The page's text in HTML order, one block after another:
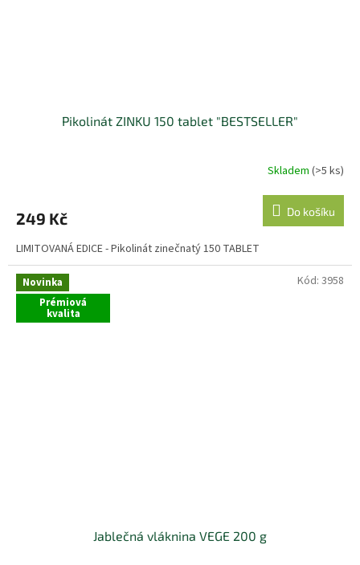
Pikolinát ZINKU 150 tablet "BESTSELLER"
Skladem (>5 ks)
249 Kč Do košíku
LIMITOVANÁ EDICE - Pikolinát zinečnatý 150 TABLET
Novinka
Prémiová
kvalita
Jablečná vláknina VEGE 200 g
Kód: 3958